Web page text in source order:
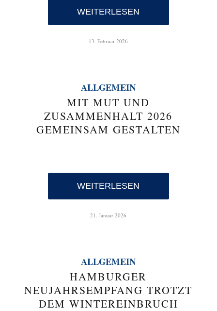
WEITERLESEN
13. Februar 2026
ALLGEMEIN
MIT MUT UND
ZUSAMMENHALT 2026
GEMEINSAM GESTALTEN
WEITERLESEN
21. Januar 2026
ALLGEMEIN
HAMBURGER
NEUJAHRSEMPFANG TROTZT
DEM WINTEREINBRUCH